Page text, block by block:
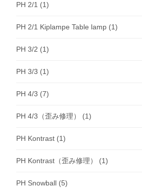
PH 2/1 (1)
PH 2/1 Kiplampe Table lamp (1)
PH 3/2 (1)
PH 3/3 (1)
PH 4/3 (7)
PH 4/3（歪み修理） (1)
PH Kontrast (1)
PH Kontrast（歪み修理） (1)
PH Snowball (5)